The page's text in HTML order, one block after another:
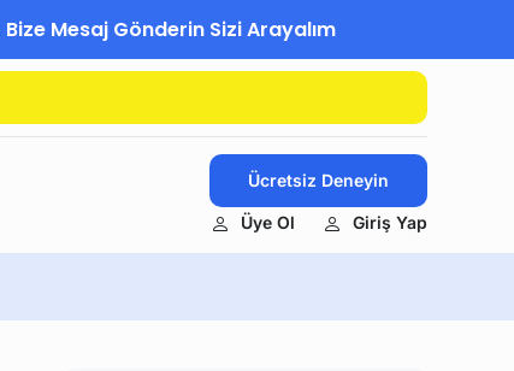
Bize Mesaj Gönderin Sizi Arayalım
Ücretsiz Deneyin
Üye Ol Giriş Yap